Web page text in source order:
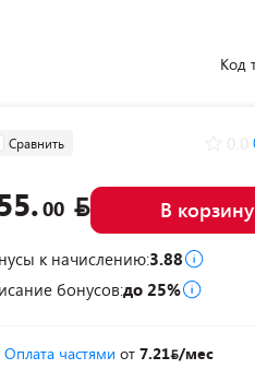
Код
Сравнить
00 В корзину
к начислению:3.88
бонусов:до 25%
Оплата частями от 7.21 /мес